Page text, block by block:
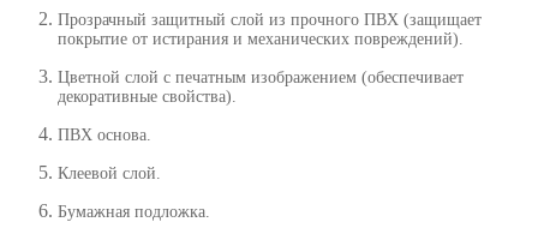
Прозрачный защитный слой из прочного ПВХ (защищает
покрытие от истирания и механических повреждений).
Цветной слой с печатным изображением (обеспечивает
декоративные свойства).
ПВХ основа.
Клеевой слой.
Бумажная подложка.